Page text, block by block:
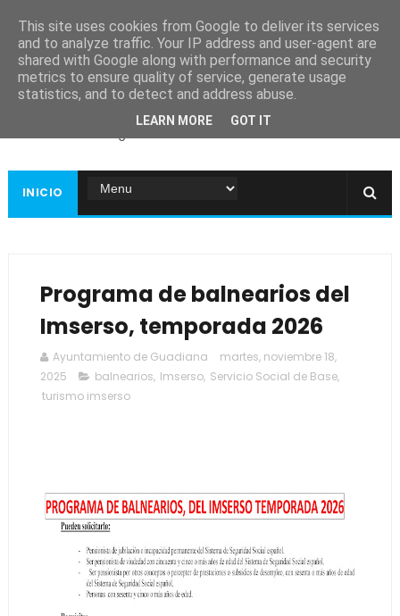
Ayuntamiento de
Guadiana
INICIO
Programa de balnearios del
Imserso, temporada 2026
Ayuntamiento de Guadiana
martes, noviembre 18,
2025
balnearios, Imserso, Servicio Social de Base,
turismo imserso
This site uses cookies from Google to deliver its services
and to analyze traffic. Your IP address and user-agent are
shared with Google along with performance and security
metrics to ensure quality of service, generate usage
statistics, and to detect and address abuse.
LEARN MORE GOT IT